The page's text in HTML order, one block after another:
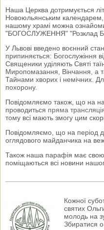
Наша Церква дотримується
Новоюльянським календарем,
нашому храмі можна
"БОГОСЛУЖЕННЯ" "Розклад
У Львові введено воєнний
припиняється: Богослужіння
Священики уділяють Святі
Миропомазання, Вінчання, а
Тайнами хворих і немічних.
похорону.
Повідомляємо також, що на
проводиться пряма
тому всі мають змогу цим
Повідомляємо, що на період
оглядового майданчика на
Також наша парафія має свою
поміщаються всі новини
Кожної
святих
молодь на
Збиратися о